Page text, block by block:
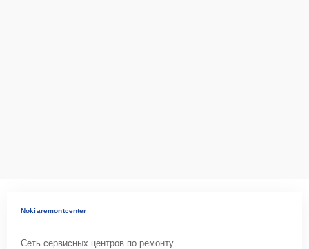
Nokiaremontcenter
Сеть сервисных центров по ремонту